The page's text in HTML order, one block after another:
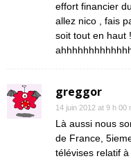
effort financier
allez nico , fais
soit tout en haut
greggor
14 juin 2012 at 9 h 00
Là aussi nous
de France,
télévises relatif